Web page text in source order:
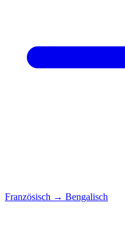
Französisch → Bengalisch